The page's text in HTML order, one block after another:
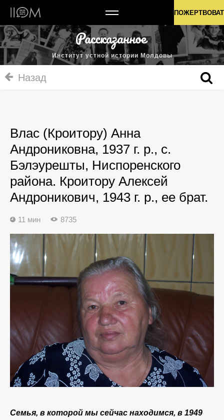
Институт устной истории Молдовы
Институт устной истории Молдовы
Назад
Влас (Кроитору) Анна
Андрониковна, 1937 г. р., с.
Бэлэурешты, Ниспоренского
района. Кроитору Алексей
Андроникович, 1943 г. р., ее брат.
11 мин 8735
Семья, в которой мы сейчас находимся, в 1949